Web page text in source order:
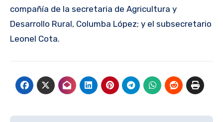
compañía de la secretaria de Agricultura y
Desarrollo Rural, Columba López; y el subsecretario
Leonel Cota.